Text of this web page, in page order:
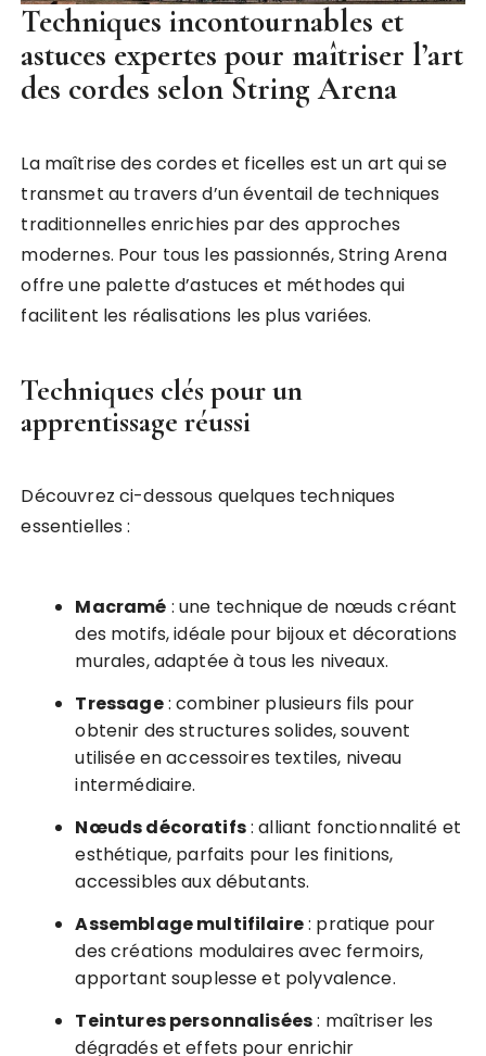
Techniques incontournables et
astuces expertes pour maîtriser l’art
des cordes selon String Arena
La maîtrise des cordes et ficelles est un art qui se
transmet au travers d’un éventail de techniques
traditionnelles enrichies par des approches
modernes. Pour tous les passionnés, String Arena
offre une palette d’astuces et méthodes qui
facilitent les réalisations les plus variées.
Techniques clés pour un
apprentissage réussi
Découvrez ci-dessous quelques techniques
essentielles :
Macramé : une technique de nœuds créant
des motifs, idéale pour bijoux et décorations
murales, adaptée à tous les niveaux.
Tressage: combiner plusieurs fils pour
obtenir des structures solides, souvent
utilisée en accessoires textiles, niveau
intermédiaire.
Nœuds décoratifs: alliant fonctionnalité et
esthétique, parfaits pour les finitions,
accessibles aux débutants.
Assemblage multifilaire: pratique pour
des créations modulaires avec fermoirs,
apportant souplesse et polyvalence.
Teintures personnalisées: maîtriser les
dégradés et effets pour enrichir